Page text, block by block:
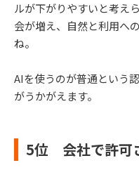
ルが下がりやすいと考え
会が増え、自然と利用へ
ね。
AIを使うのが普通という
がうかがえます。
5位 会社で許可